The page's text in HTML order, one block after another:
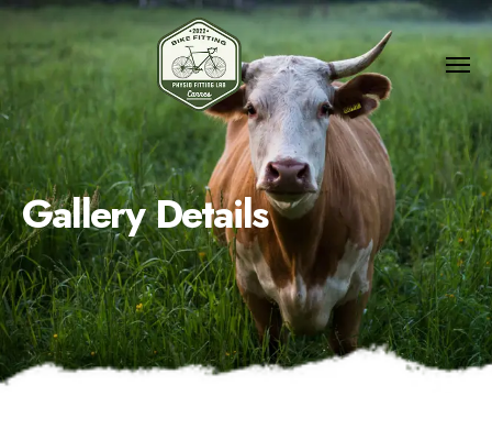
Gallery Details